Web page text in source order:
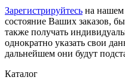
Зарегистрируйтесь на нашем
состояние Ваших заказов,
также получать
однократно указать свои
дальнейшем они будут
Каталог